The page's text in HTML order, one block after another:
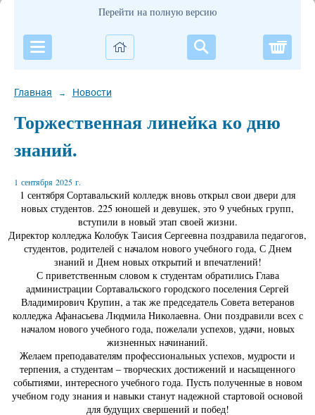
Перейти на полную версию
Главная → Новости
Торжественная линейка ко дню
знаний.
1 сентября 2025 г.
1 сентября Сортавальский колледж вновь открыл свои двери для
новых студентов. 225 юношей и девушек, это 9 учебных групп,
вступили в новый этап своей жизни.
Директор колледжа Колобук Таисия Сергеевна поздравила педагогов,
студентов, родителей с началом нового учебного года, С Днем
знаний и Днем новых открытий и впечатлений!
С приветственным словом к студентам обратились Глава
администрации Сортавальского городского поселения Сергей
Владимирович Крупин, а так же председатель Совета ветеранов
колледжа Афанасьева Людмила Николаевна. Они поздравили всех с
началом нового учебного года, пожелали успехов, удачи, новых
жизненных начинаний.
Желаем преподавателям профессиональных успехов, мудрости и
терпения, а студентам – творческих достижений и насыщенного
событиями, интересного учебного года. Пусть полученные в новом
учебном году знания и навыки станут надежной стартовой основой
для будущих свершений и побед!